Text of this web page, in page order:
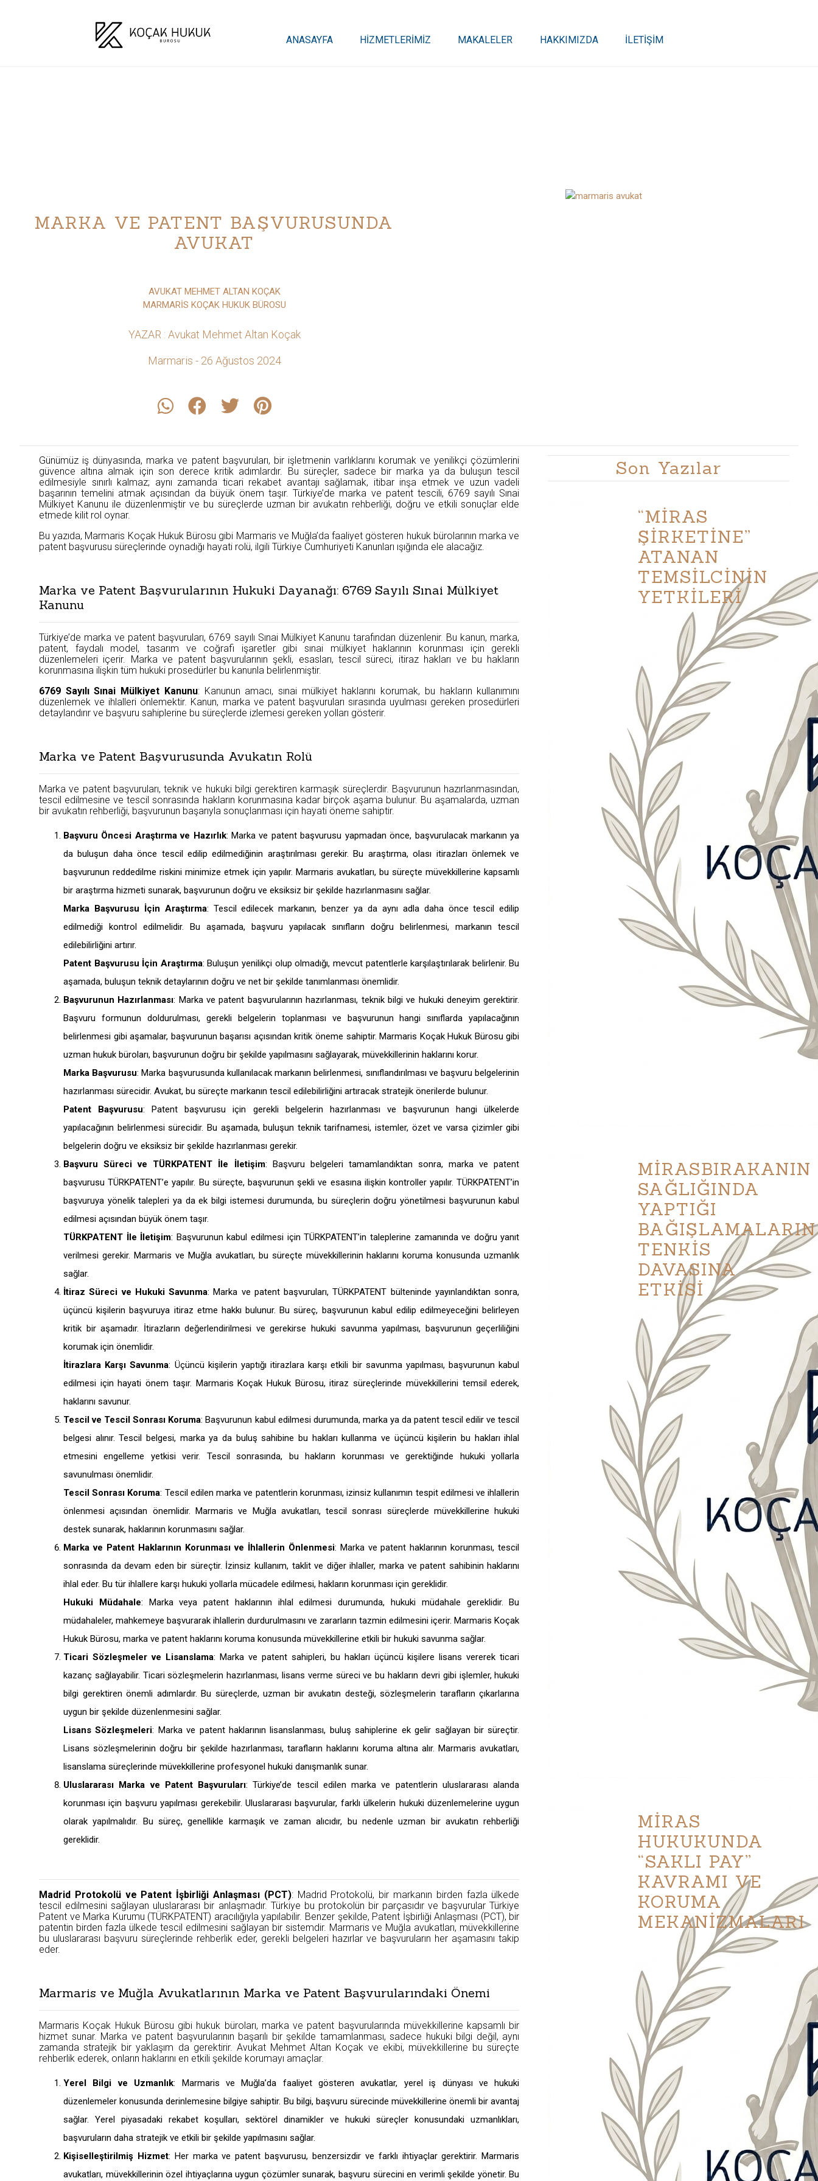
ANASAYFA HİZMETLERİMİZ MAKALELER HAKKIMIZDA İLETİŞİM
MARKA VE PATENT BAŞVURUSUNDA
AVUKAT
AVUKAT MEHMET ALTAN KOÇAK
MARMARİS KOÇAK HUKUK BÜROSU
YAZAR : Avukat Mehmet Altan Koçak
Marmaris - 26 Ağustos 2024
Günümüz iş dünyasında, marka ve patent başvuruları, bir işletmenin varlıklarını korumak ve yenilikçi çözümlerini
güvence altına almak için son derece kritik adımlardır. Bu süreçler, sadece bir marka ya da buluşun tescil
edilmesiyle sınırlı kalmaz; aynı zamanda ticari rekabet avantajı sağlamak, itibar inşa etmek ve uzun vadeli
başarının temelini atmak açısından da büyük önem taşır. Türkiye’de marka ve patent tescili, 6769 sayılı Sınai
Mülkiyet Kanunu ile düzenlenmiştir ve bu süreçlerde uzman bir avukatın rehberliği, doğru ve etkili sonuçlar elde
etmede kilit rol oynar.
Bu yazıda, Marmaris Koçak Hukuk Bürosu gibi Marmaris ve Muğla’da faaliyet gösteren hukuk bürolarının marka ve
patent başvurusu süreçlerinde oynadığı hayati rolü, ilgili Türkiye Cumhuriyeti Kanunları ışığında ele alacağız.
Marka ve Patent Başvurularının Hukuki Dayanağı: 6769 Sayılı Sınai Mülkiyet
Kanunu
Türkiye’de marka ve patent başvuruları, 6769 sayılı Sınai Mülkiyet Kanunu tarafından düzenlenir. Bu kanun, marka,
patent, faydalı model, tasarım ve coğrafi işaretler gibi sınai mülkiyet haklarının korunması için gerekli
düzenlemeleri içerir. Marka ve patent başvurularının şekli, esasları, tescil süreci, itiraz hakları ve bu hakların
korunmasına ilişkin tüm hukuki prosedürler bu kanunla belirlenmiştir.
6769 Sayılı Sınai Mülkiyet Kanunu: Kanunun amacı, sınai mülkiyet haklarını korumak, bu hakların kullanımını
düzenlemek ve ihlalleri önlemektir. Kanun, marka ve patent başvuruları sırasında uyulması gereken prosedürleri
detaylandırır ve başvuru sahiplerine bu süreçlerde izlemesi gereken yolları gösterir.
Marka ve Patent Başvurusunda Avukatın Rolü
Marka ve patent başvuruları, teknik ve hukuki bilgi gerektiren karmaşık süreçlerdir. Başvurunun hazırlanmasından,
tescil edilmesine ve tescil sonrasında hakların korunmasına kadar birçok aşama bulunur. Bu aşamalarda, uzman
bir avukatın rehberliği, başvurunun başarıyla sonuçlanması için hayati öneme sahiptir.
Başvuru Öncesi Araştırma ve Hazırlık: Marka ve patent başvurusu yapmadan önce, başvurulacak markanın ya
da buluşun daha önce tescil edilip edilmediğinin araştırılması gerekir. Bu araştırma, olası itirazları önlemek ve
başvurunun reddedilme riskini minimize etmek için yapılır. Marmaris avukatları, bu süreçte müvekkillerine kapsamlı
bir araştırma hizmeti sunarak, başvurunun doğru ve eksiksiz bir şekilde hazırlanmasını sağlar.
Marka Başvurusu İçin Araştırma: Tescil edilecek markanın, benzer ya da aynı adla daha önce tescil edilip
edilmediği kontrol edilmelidir. Bu aşamada, başvuru yapılacak sınıfların doğru belirlenmesi, markanın tescil
edilebilirliğini artırır.
Patent Başvurusu İçin Araştırma: Buluşun yenilikçi olup olmadığı, mevcut patentlerle karşılaştırılarak belirlenir. Bu
aşamada, buluşun teknik detaylarının doğru ve net bir şekilde tanımlanması önemlidir.
Başvurunun Hazırlanması: Marka ve patent başvurularının hazırlanması, teknik bilgi ve hukuki deneyim gerektirir.
Başvuru formunun doldurulması, gerekli belgelerin toplanması ve başvurunun hangi sınıflarda yapılacağının
belirlenmesi gibi aşamalar, başvurunun başarısı açısından kritik öneme sahiptir. Marmaris Koçak Hukuk Bürosu gibi
uzman hukuk büroları, başvurunun doğru bir şekilde yapılmasını sağlayarak, müvekkillerinin haklarını korur.
Marka Başvurusu: Marka başvurusunda kullanılacak markanın belirlenmesi, sınıflandırılması ve başvuru belgelerinin
hazırlanması sürecidir. Avukat, bu süreçte markanın tescil edilebilirliğini artıracak stratejik önerilerde bulunur.
Patent Başvurusu: Patent başvurusu için gerekli belgelerin hazırlanması ve başvurunun hangi ülkelerde
yapılacağının belirlenmesi sürecidir. Bu aşamada, buluşun teknik tarifnamesi, istemler, özet ve varsa çizimler gibi
belgelerin doğru ve eksiksiz bir şekilde hazırlanması gerekir.
Başvuru Süreci ve TÜRKPATENT İle İletişim: Başvuru belgeleri tamamlandıktan sonra, marka ve patent
başvurusu TÜRKPATENT’e yapılır. Bu süreçte, başvurunun şekli ve esasına ilişkin kontroller yapılır. TÜRKPATENT’in
başvuruya yönelik talepleri ya da ek bilgi istemesi durumunda, bu süreçlerin doğru yönetilmesi başvurunun kabul
edilmesi açısından büyük önem taşır.
TÜRKPATENT İle İletişim: Başvurunun kabul edilmesi için TÜRKPATENT’in taleplerine zamanında ve doğru yanıt
verilmesi gerekir. Marmaris ve Muğla avukatları, bu süreçte müvekkillerinin haklarını koruma konusunda uzmanlık
sağlar.
İtiraz Süreci ve Hukuki Savunma: Marka ve patent başvuruları, TÜRKPATENT bülteninde yayınlandıktan sonra,
üçüncü kişilerin başvuruya itiraz etme hakkı bulunur. Bu süreç, başvurunun kabul edilip edilmeyeceğini belirleyen
kritik bir aşamadır. İtirazların değerlendirilmesi ve gerekirse hukuki savunma yapılması, başvurunun geçerliliğini
korumak için önemlidir.
İtirazlara Karşı Savunma: Üçüncü kişilerin yaptığı itirazlara karşı etkili bir savunma yapılması, başvurunun kabul
edilmesi için hayati önem taşır. Marmaris Koçak Hukuk Bürosu, itiraz süreçlerinde müvekkillerini temsil ederek,
haklarını savunur.
Tescil ve Tescil Sonrası Koruma: Başvurunun kabul edilmesi durumunda, marka ya da patent tescil edilir ve tescil
belgesi alınır. Tescil belgesi, marka ya da buluş sahibine bu hakları kullanma ve üçüncü kişilerin bu hakları ihlal
etmesini engelleme yetkisi verir. Tescil sonrasında, bu hakların korunması ve gerektiğinde hukuki yollarla
savunulması önemlidir.
Tescil Sonrası Koruma: Tescil edilen marka ve patentlerin korunması, izinsiz kullanımın tespit edilmesi ve ihlallerin
önlenmesi açısından önemlidir. Marmaris ve Muğla avukatları, tescil sonrası süreçlerde müvekkillerine hukuki
destek sunarak, haklarının korunmasını sağlar.
Marka ve Patent Haklarının Korunması ve İhlallerin Önlenmesi: Marka ve patent haklarının korunması, tescil
sonrasında da devam eden bir süreçtir. İzinsiz kullanım, taklit ve diğer ihlaller, marka ve patent sahibinin haklarını
ihlal eder. Bu tür ihlallere karşı hukuki yollarla mücadele edilmesi, hakların korunması için gereklidir.
Hukuki Müdahale: Marka veya patent haklarının ihlal edilmesi durumunda, hukuki müdahale gereklidir. Bu
müdahaleler, mahkemeye başvurarak ihlallerin durdurulmasını ve zararların tazmin edilmesini içerir. Marmaris Koçak
Hukuk Bürosu, marka ve patent haklarını koruma konusunda müvekkillerine etkili bir hukuki savunma sağlar.
Ticari Sözleşmeler ve Lisanslama: Marka ve patent sahipleri, bu hakları üçüncü kişilere lisans vererek ticari
kazanç sağlayabilir. Ticari sözleşmelerin hazırlanması, lisans verme süreci ve bu hakların devri gibi işlemler, hukuki
bilgi gerektiren önemli adımlardır. Bu süreçlerde, uzman bir avukatın desteği, sözleşmelerin tarafların çıkarlarına
uygun bir şekilde düzenlenmesini sağlar.
Lisans Sözleşmeleri: Marka ve patent haklarının lisanslanması, buluş sahiplerine ek gelir sağlayan bir süreçtir.
Lisans sözleşmelerinin doğru bir şekilde hazırlanması, tarafların haklarını koruma altına alır. Marmaris avukatları,
lisanslama süreçlerinde müvekkillerine profesyonel hukuki danışmanlık sunar.
Uluslararası Marka ve Patent Başvuruları: Türkiye’de tescil edilen marka ve patentlerin uluslararası alanda
korunması için başvuru yapılması gerekebilir. Uluslararası başvurular, farklı ülkelerin hukuki düzenlemelerine uygun
olarak yapılmalıdır. Bu süreç, genellikle karmaşık ve zaman alıcıdır, bu nedenle uzman bir avukatın rehberliği
gereklidir.
Madrid Protokolü ve Patent İşbirliği Anlaşması (PCT): Madrid Protokolü, bir markanın birden fazla ülkede
tescil edilmesini sağlayan uluslararası bir anlaşmadır. Türkiye bu protokolün bir parçasıdır ve başvurular Türkiye
Patent ve Marka Kurumu (TÜRKPATENT) aracılığıyla yapılabilir. Benzer şekilde, Patent İşbirliği Anlaşması (PCT), bir
patentin birden fazla ülkede tescil edilmesini sağlayan bir sistemdir. Marmaris ve Muğla avukatları, müvekkillerine
bu uluslararası başvuru süreçlerinde rehberlik eder, gerekli belgeleri hazırlar ve başvuruların her aşamasını takip
eder.
Marmaris ve Muğla Avukatlarının Marka ve Patent Başvurularındaki Önemi
Marmaris Koçak Hukuk Bürosu gibi hukuk büroları, marka ve patent başvurularında müvekkillerine kapsamlı bir
hizmet sunar. Marka ve patent başvurularının başarılı bir şekilde tamamlanması, sadece hukuki bilgi değil, aynı
zamanda stratejik bir yaklaşım da gerektirir. Avukat Mehmet Altan Koçak ve ekibi, müvekkillerine bu süreçte
rehberlik ederek, onların haklarını en etkili şekilde korumayı amaçlar.
Yerel Bilgi ve Uzmanlık: Marmaris ve Muğla’da faaliyet gösteren avukatlar, yerel iş dünyası ve hukuki
düzenlemeler konusunda derinlemesine bilgiye sahiptir. Bu bilgi, başvuru sürecinde müvekkillerine önemli bir avantaj
sağlar. Yerel piyasadaki rekabet koşulları, sektörel dinamikler ve hukuki süreçler konusundaki uzmanlıkları,
başvuruların daha stratejik ve etkili bir şekilde yapılmasını sağlar.
Kişiselleştirilmiş Hizmet: Her marka ve patent başvurusu, benzersizdir ve farklı ihtiyaçlar gerektirir. Marmaris
avukatları, müvekkillerinin özel ihtiyaçlarına uygun çözümler sunarak, başvuru sürecini en verimli şekilde yönetir. Bu
Son Yazılar
“MİRAS
ŞİRKETİNE”
ATANAN
TEMSİLCİNİN
YETKİLERİ
MİRASBIRAKANIN
SAĞLIĞINDA
YAPTIĞI
BAĞIŞLAMALARIN
TENKİS
DAVASINA
ETKİSİ
MİRAS
HUKUKUNDA
“SAKLI PAY”
KAVRAMI VE
KORUMA
MEKANİZMALARI